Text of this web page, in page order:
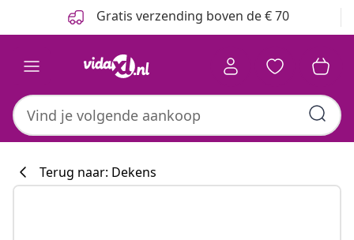
Gratis verzending boven de € 70
Terug naar: Dekens